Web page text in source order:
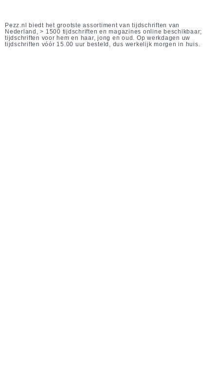
Pezz.nl biedt het grootste assortiment van tijdschriften van
Nederland, > 1500 tijdschriften en magazines online beschikbaar;
tijdschriften voor hem en haar, jong en oud. Op werkdagen uw
tijdschriften vóór 15.00 uur besteld, dus werkelijk morgen in huis.